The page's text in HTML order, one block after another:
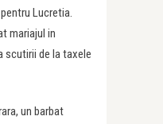
Lucretia.
mariajul in
scutirii de la taxele
un barbat